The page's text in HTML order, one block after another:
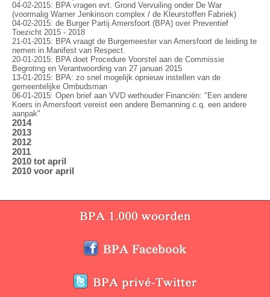
04-02-2015: BPA vragen evt. Grond Vervuiling onder De War
(voormalig Warner Jenkinson complex / de Kleurstoffen Fabriek)
04-02-2015: de Burger Partij Amersfoort (BPA) over Preventief
Toezicht 2015 - 2018
21-01-2015: BPA vraagt de Burgemeester van Amersfoort de leiding te
nemen in Manifest van Respect.
20-01-2015: BPA doet Procedure Voorstel aan de Commissie
Begroting en Verantwoording van 27 januari 2015
13-01-2015: BPA: zo snel mogelijk opnieuw instellen van de
gemeentelijke Ombudsman
06-01-2015: Open brief aan VVD wethouder Financiën: "Een andere
Koers in Amersfoort vereist een andere Bemanning c.q. een andere
aanpak"
2014
2013
2012
2011
2010 tot april
2010 voor april